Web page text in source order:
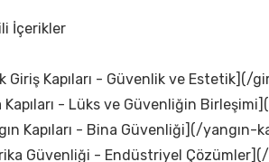
İçerikler
Giriş Kapıları - Güvenlik ve Estetik](/
Kapıları - Lüks ve Güvenliğin
Kapıları - Bina Güvenliği](/yangın-
Güvenliği - Endüstriyel